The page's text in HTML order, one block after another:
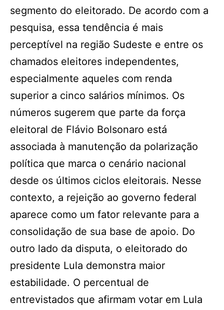
segmento do eleitorado. De acordo com a
pesquisa, essa tendência é mais
perceptível na região Sudeste e entre os
chamados eleitores independentes,
especialmente aqueles com renda
superior a cinco salários mínimos. Os
números sugerem que parte da força
eleitoral de Flávio Bolsonaro está
associada à manutenção da polarização
política que marca o cenário nacional
desde os últimos ciclos eleitorais. Nesse
contexto, a rejeição ao governo federal
aparece como um fator relevante para a
consolidação de sua base de apoio. Do
outro lado da disputa, o eleitorado do
presidente Lula demonstra maior
estabilidade. O percentual de
entrevistados que afirmam votar em Lula